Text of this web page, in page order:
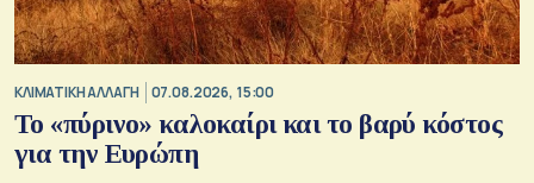
ΚΛΙΜΑΤΙΚΗ ΑΛΛΑΓΗ 07.08.2026, 15:00
Το «πύρινο» καλοκαίρι και το βαρύ κόστος
για την Ευρώπη